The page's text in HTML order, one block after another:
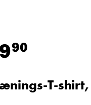
90
T-